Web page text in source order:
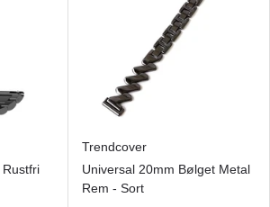
Trendcover
Universal 20mm Bølget Metal
Rem - Sort